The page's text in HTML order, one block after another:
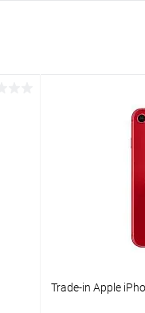
Trade-in Apple